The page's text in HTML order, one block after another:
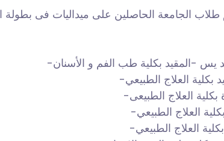
طلاب الجامعة الحاصلين على ميداليات فى
-المقيد بكلية طب الفم و الأسنان-
بكلية العلاج الطبيعي-
بكلية العلاج الطبيعى-
العلاج الطبيعي-
العلاج الطبيعي-